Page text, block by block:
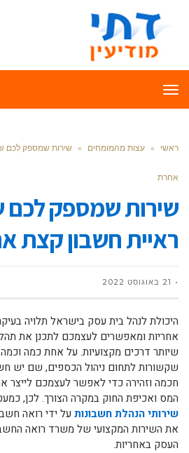
תפריט
ראשי » עצות מהמומחים » שירות שמספק לכם
אחרת
שירות שמספק לכם
ראיית חשבון קצת
21 באוגוסט 2022
‏היכולת לנהל בית עסק בישראל תלויה
אחריות ומאפשרים לעצמכם לתכנן את
שיותר דרכים ‏מקצועיות. על אחת כמה
שקשורות לתחום ניהול הכספים, שם יש
חכמה וזהירה כדי לאפשר לעצמכם לייצר
המס ואכיפת החוק במקרה הצורך. לכן,
שירותי הנהלת חשבונות על ידי רואה
את השירות המקצועי של משרד רואה
העסק באחריות.